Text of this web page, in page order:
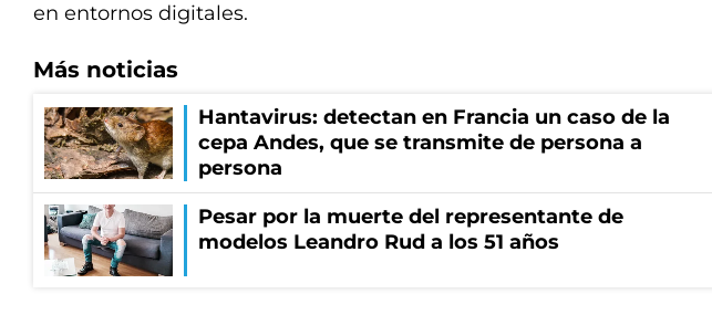
en entornos digitales.
Más noticias
Hantavirus: detectan en Francia un caso de la
cepa Andes, que se transmite de persona a
persona
Pesar por la muerte del representante de
modelos Leandro Rud a los 51 años